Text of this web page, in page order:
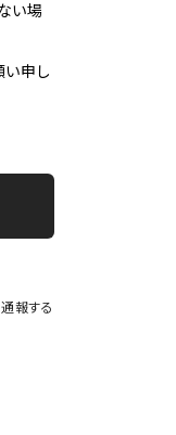
い場
い申し
通報する